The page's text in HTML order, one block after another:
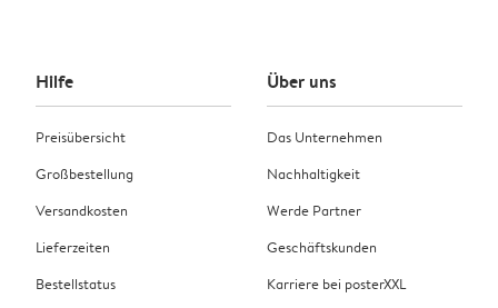
Hilfe
Preisübersicht
Großbestellung
Versandkosten
Lieferzeiten
Bestellstatus
Über uns
Das Unternehmen
Nachhaltigkeit
Werde Partner
Geschäftskunden
Karriere bei posterXXL